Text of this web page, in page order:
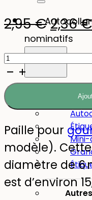
nominatifs
2,95€Le
prix
initial
était :
2,95
2,36€
quantité
de
Paille
pour
gourde
Paille pour
modèle).
diamètre de 6
est d’environ